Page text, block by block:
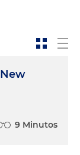
9 Minutos